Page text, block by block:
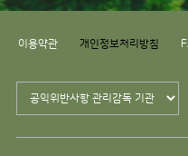
이용약관 개인정보처리방침